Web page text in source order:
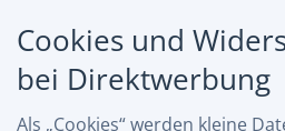
Cookies und
bei Direktwerbung
Als „Cookies“ werden kleine